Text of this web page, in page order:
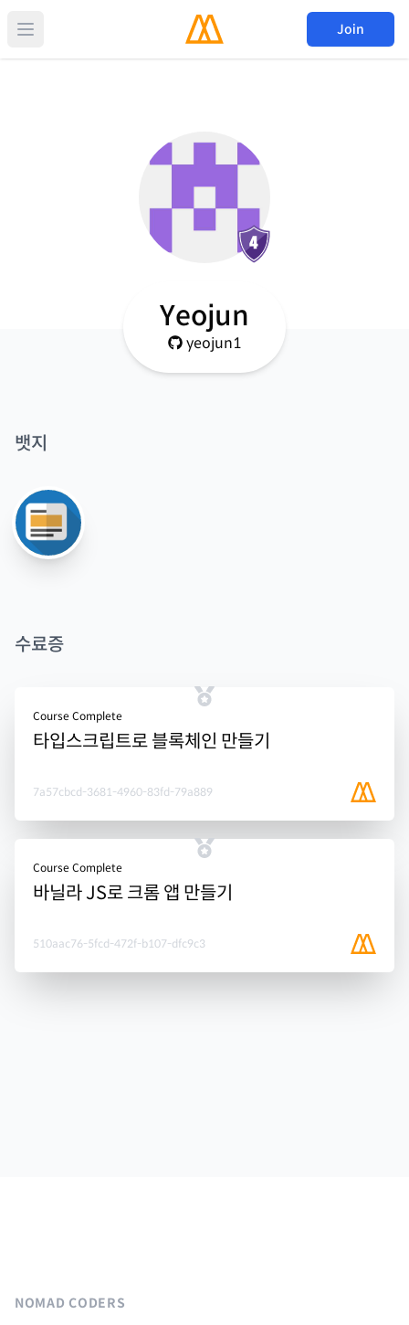
Join
Yeojun
yeojun1
뱃지
수료증
Course Complete
타입스크립트로 블록체인 만들기
7a57cbcd-3681-4960-83fd-79a889
Course Complete
바닐라 JS로 크롬 앱 만들기
510aac76-5fcd-472f-b107-dfc9c3
NOMAD CODERS